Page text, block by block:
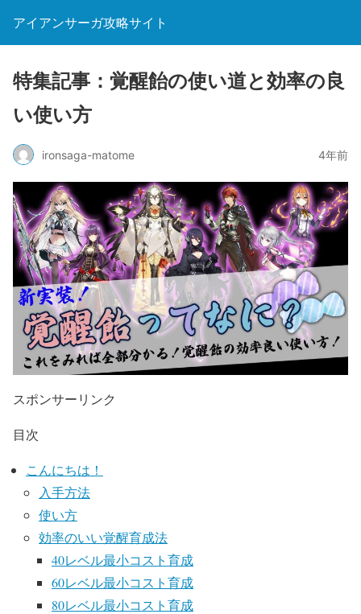
アイアンサーガ攻略サイト
特集記事：覚醒飴の使い道と効率の良
い使い方
ironsaga-matome 4年前
スポンサーリンク
目次
こんにちは！
入手方法
使い方
効率のいい覚醒育成法
40レベル最小コスト育成
60レベル最小コスト育成
80レベル最小コスト育成